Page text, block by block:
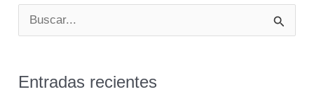
u
c
Entradas recientes